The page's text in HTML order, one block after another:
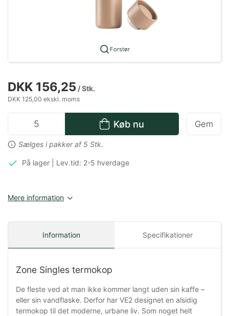
Forstør
DKK 156,25 / Stk.
DKK 125,00 ekskl. moms
Køb nu
Sælges i pakker af 5 Stk.
Gem
På lager | Lev.tid: 2-5 hverdage
Mere information
Information Specifikationer
Zone Singles termokop
De fleste ved at man ikke kommer langt uden sin kaffe –
eller sin vandflaske. Derfor har VE2 designet en alsidig
termokop til det moderne, urbane liv. Som noget helt